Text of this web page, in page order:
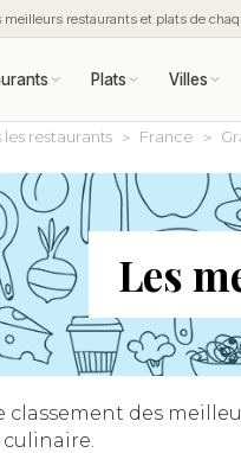
meilleurs restaurants et plats de
Plats Villes
les restaurants France
Les
classement des
culinaire.